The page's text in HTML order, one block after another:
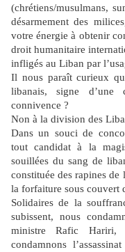
(chrétiens/musulmans,
désarmement des
votre énergie à obtenir
droit humanitaire
infligés au Liban par
Il nous paraît curieux
libanais, signe d’une
connivence ?
Non à la division des
Dans un souci de
tout candidat à la
souillées du sang de
constituée des rapines
la forfaiture sous couvert
Solidaires de la
subissent, nous
ministre Rafic
condamnons